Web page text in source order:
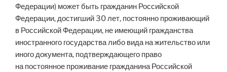
Федерации) может быть гражданин Российской
Федерации, достигший 30 лет, постоянно проживающий
в Российской Федерации, не имеющий гражданства
иностранного государства либо вида на жительство или
иного документа, подтверждающего право
на постоянное проживание гражданина Российской